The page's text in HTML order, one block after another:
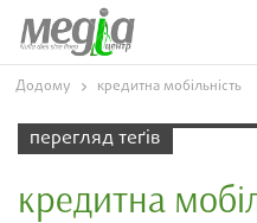
Додому кредитна мобільність
перегляд теґів
кредитна